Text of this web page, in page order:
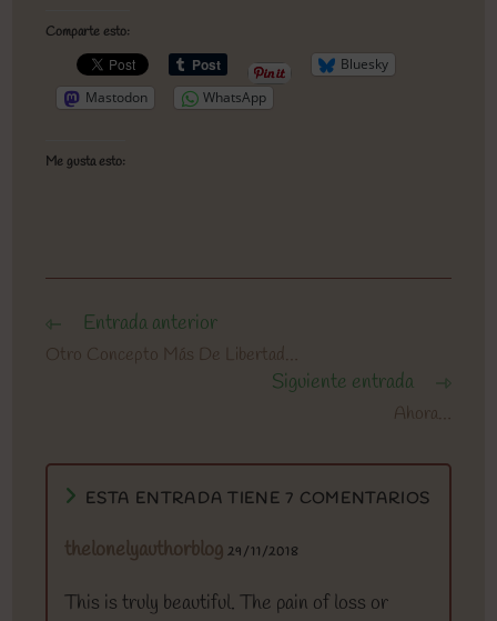
Comparte esto:
Bluesky
Mastodon
WhatsApp
Me gusta esto:
Leer
artículos
Entrada anterior
Otro Concepto Más De Libertad…
Siguiente entrada
Ahora…
ESTA ENTRADA TIENE 7 COMENTARIOS
thelonelyauthorblog 29/11/2018
This is truly beautiful. The pain of loss or